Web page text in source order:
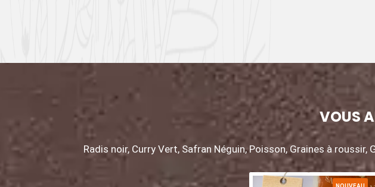
VOUS
Radis noir, Curry Vert, Safran Néguin, Poisson, Graines à roussir,